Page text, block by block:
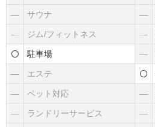
― サウナ ―
― ジム/フィットネス ―
駐車場 ―
― エステ
― ペット対応 ―
― ランドリーサービス ―